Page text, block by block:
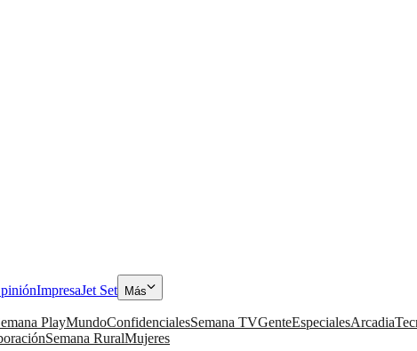
ImpresaJet Set Más
PlayMundoConfidencialesSemana TVGenteEspecialesArcadia
Semana RuralMujeres